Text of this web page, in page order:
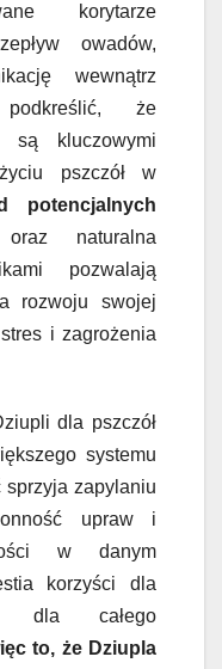
korytarze
owadów,
wewnątrz
podkreślić, że
są kluczowymi
pszczół w
potencjalnych
naturalna
pozwalają
rozwoju swojej
i zagrożenia
dla pszczół
systemu
sprzyja zapylaniu
upraw i
w danym
korzyści dla
dla całego
to, że Dziupla